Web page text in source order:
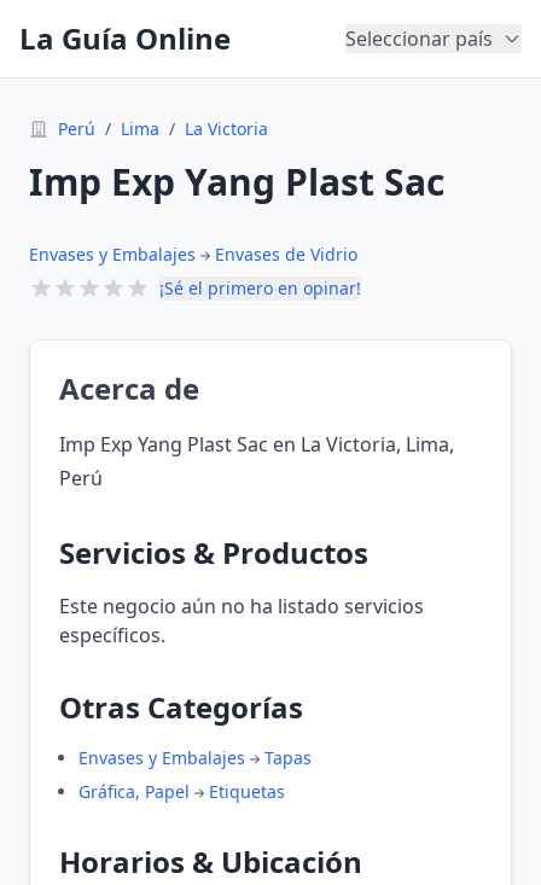
La Guía Online Seleccionar país
Perú / Lima / La Victoria
Imp Exp Yang Plast Sac
Envases y Embalajes
Envases de Vidrio
¡Sé el primero en opinar!
Acerca de
Imp Exp Yang Plast Sac en La Victoria, Lima,
Perú
Servicios & Productos
Este negocio aún no ha listado servicios
específicos.
Otras Categorías
Envases y Embalajes
Tapas
Gráfica, Papel
Etiquetas
Horarios & Ubicación